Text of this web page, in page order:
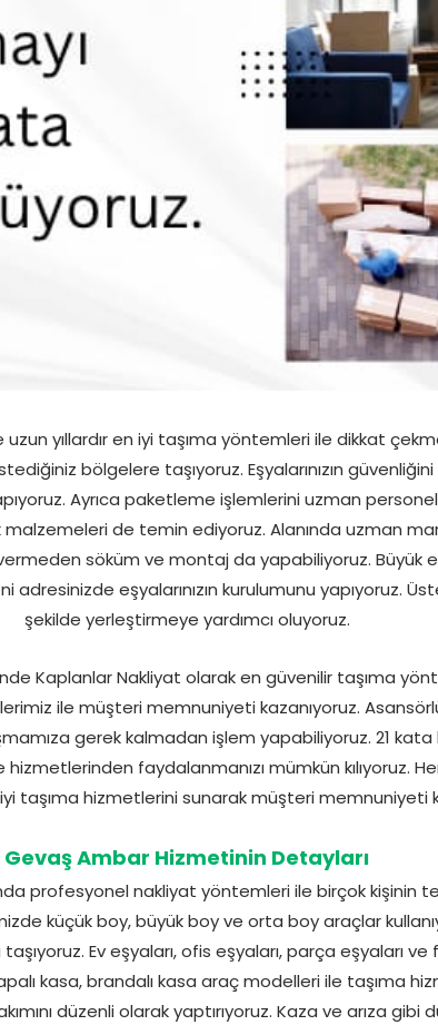
yıllardır en iyi taşıma yöntemleri ile dikkat
bölgelere taşıyoruz. Eşyalarınızın
Ayrıca paketleme işlemlerini uzman
de temin ediyoruz. Alanında uzman
söküm ve montaj da yapabiliyoruz. Büyük
adresinizde eşyalarınızın kurulumunu yapıyoruz.
şekilde yerleştirmeye yardımcı oluyoruz.
Kaplanlar Nakliyat olarak en güvenilir taşıma
ile müşteri memnuniyeti kazanıyoruz.
gerek kalmadan işlem yapabiliyoruz. 21 kata
faydalanmanızı mümkün kılıyoruz.
taşıma hizmetlerini sunarak müşteri memnuniyeti
Gevaş Ambar Hizmetinin Detayları
profesyonel nakliyat yöntemleri ile birçok kişinin
küçük boy, büyük boy ve orta boy araçlar
Ev eşyaları, ofis eşyaları, parça eşyaları ve
kasa, brandalı kasa araç modelleri ile taşıma
düzenli olarak yaptırıyoruz. Kaza ve arıza gibi